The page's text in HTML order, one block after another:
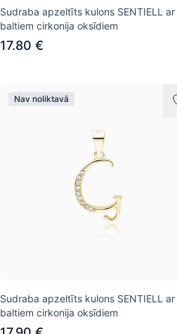
Sudraba apzeltīts kulons SENTIELL ar
baltiem cirkonija oksīdiem
17.80 €
Nav noliktavā
Sudraba apzeltīts kulons SENTIELL ar
baltiem cirkonija oksīdiem